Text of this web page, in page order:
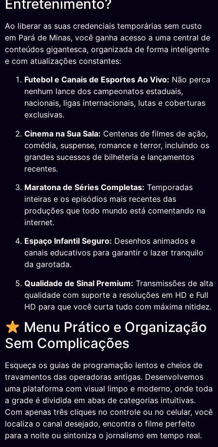
Entretenimento?
Ao liberar as suas credenciais temporárias sem custo
em Pará de Minas, você ganha acesso a uma central de
conteúdos gigantesca, organizada de forma inteligente
e com atualizações constantes:
Futebol e Canais de Esportes Ao Vivo: Não perca
nenhum lance dos campeonatos estaduais,
nacionais, ligas internacionais, lutas e coberturas
exclusivas.
Cinema na Sua Sala: Centenas de filmes de ação,
comédia, suspense, romance e terror, incluindo os
grandes sucessos de bilheteria e lançamentos
recentes.
Maratona de Séries Completas: Temporadas
inteiras e os episódios mais recentes das
produções que todo mundo está comentando na
internet.
Espaço Infantil Seguro: Desenhos animados e
canais educativos para garantir o lazer tranquilo
da garotada.
Qualidade de Sinal Premium: Transmissões de alta
qualidade com suporte a resoluções em HD e Full
HD para que você curta tudo com máxima nitidez.
Menu Prático e Organização
Sem Complicações
Esqueça os guias de programação lentos e cheios de
travamentos das operadoras antigas. Desenvolvemos
uma plataforma com visual limpo e moderno, onde toda
a grade é dividida em abas de categorias intuitivas.
Com apenas três cliques no controle ou no celular, você
localiza o canal desejado, encontra o filme perfeito
para a noite ou sintoniza o jornalismo em tempo real.